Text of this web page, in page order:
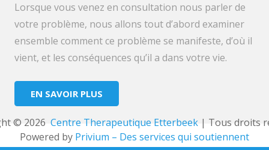
Lorsque vous venez en consultation nous parler de
votre problème, nous allons tout d’abord examiner
ensemble comment ce problème se manifeste, d’où il
vient, et les conséquences qu’il a dans votre vie.
EN SAVOIR PLUS
© 2026 Centre Therapeutique Etterbeek | Tous droits
Powered by Privium – Des services qui soutiennent